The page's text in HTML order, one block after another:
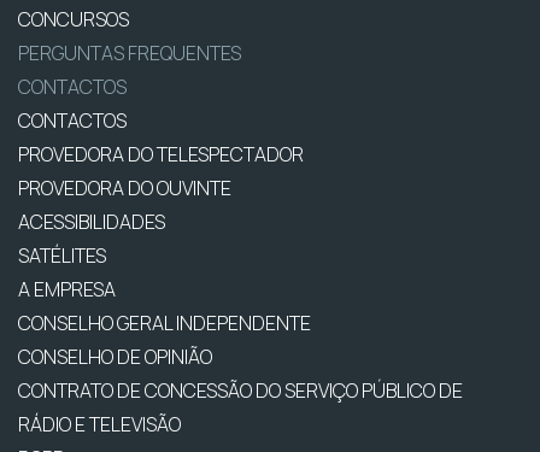
CONCURSOS
PERGUNTAS FREQUENTES
CONTACTOS
CONTACTOS
PROVEDORA DO TELESPECTADOR
PROVEDORA DO OUVINTE
ACESSIBILIDADES
SATÉLITES
A EMPRESA
CONSELHO GERAL INDEPENDENTE
CONSELHO DE OPINIÃO
CONTRATO DE CONCESSÃO DO SERVIÇO PÚBLICO DE
RÁDIO E TELEVISÃO